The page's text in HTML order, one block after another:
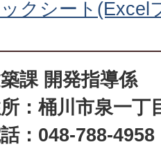
クシート(Excel
課 開発指導係
：桶川市泉一丁
：048-788-